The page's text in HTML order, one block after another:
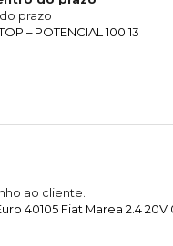
prazo
– POTENCIAL 100.13
ao cliente.
40105 Fiat Marea 2.4 20V